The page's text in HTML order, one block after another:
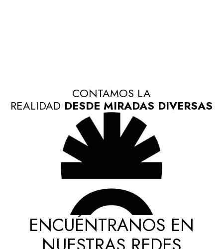
CONTAMOS LA
REALIDAD DESDE MIRADAS DIVERSAS
ENCUÉNTRANOS EN